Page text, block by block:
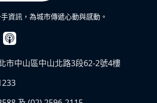
資訊，為城市傳遞心動與感動。
市中山區中山北路3段62-2號4樓